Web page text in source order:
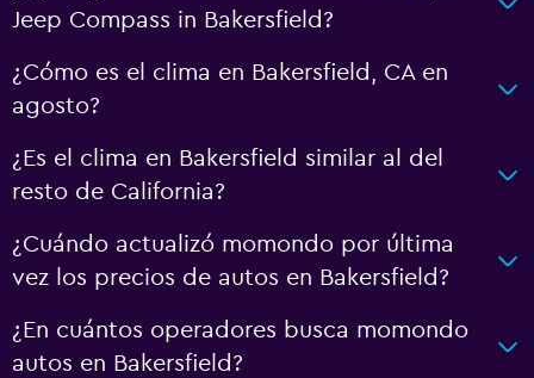
Jeep Compass in Bakersfield?
¿Cómo es el clima en Bakersfield, CA en
agosto?
¿Es el clima en Bakersfield similar al del
resto de California?
¿Cuándo actualizó momondo por última
vez los precios de autos en Bakersfield?
¿En cuántos operadores busca momondo
autos en Bakersfield?